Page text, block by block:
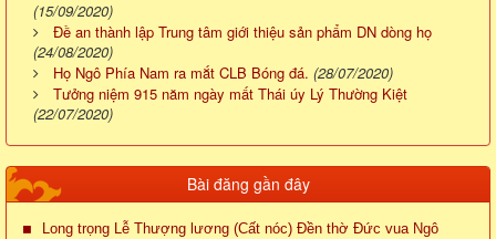
(15/09/2020)
Đề an thành lập Trung tâm giới thiệu sản phẩm DN dòng họ
(24/08/2020)
Họ Ngô Phía Nam ra mắt CLB Bóng đá. (28/07/2020)
Tưởng niệm 915 năm ngày mất Thái úy Lý Thường Kiệt
(22/07/2020)
Bài đăng gần đây
Long trọng Lễ Thượng lương (Cất nóc) Đền thờ Đức vua Ngô